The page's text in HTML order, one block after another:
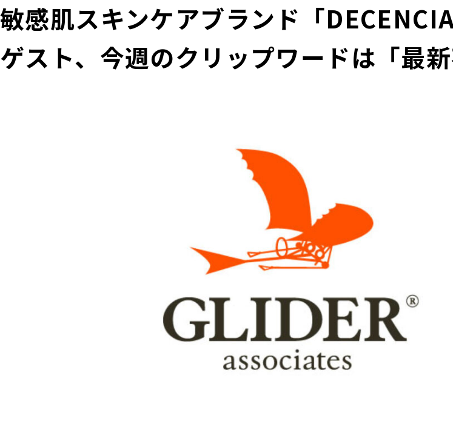
敏感肌スキンケアブランド「
ゲスト、今週のクリップワードは「最新